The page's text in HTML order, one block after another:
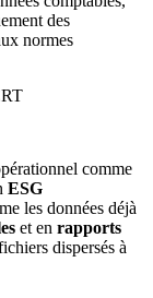
des
normes
comme
ESG
les données déjà
et en rapports
dispersés à